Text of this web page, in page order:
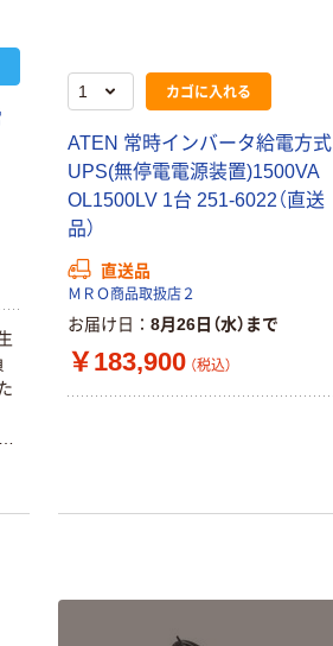
カゴに入れる
ATEN 常時インバータ給電方式
UPS(無停電電源装置)1500VA
OL1500LV 1台 251-6022（直送
品）
直送品
ＭＲＯ商品取扱店２
お届け日 8月26日（水）まで
￥183,900 （税込）